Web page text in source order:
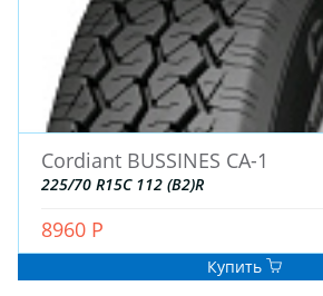
ДЛЯ ГРУЗОВЫХ АВТО
ДЛЯ ГРУЗОВЫХ АВТО
ДЛЯ ЛЕГКОВЫХ АВТО
АККУМУЛЯТОРЫ
Cordiant BUSSINES CA-1
225/70 R15C 112 (B2)R
8960 Р
Купить